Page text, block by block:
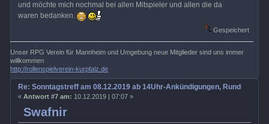
und möchte mich nochmal bei allen Mitspieler und allen die da
waren bedanken.
Gespeichert
Unser RPG Verein für Mannheim und Umgebung neue Mitglieder sind uns immer
willkommen
http://rollenspielverein-kurpfalz.de
Swafnir
Re: Sonntagstreff am 08.12.2019 ab 14Uhr-Ankündigungen,
« Antwort #7 am: 10.12.2019 | 07:07 »